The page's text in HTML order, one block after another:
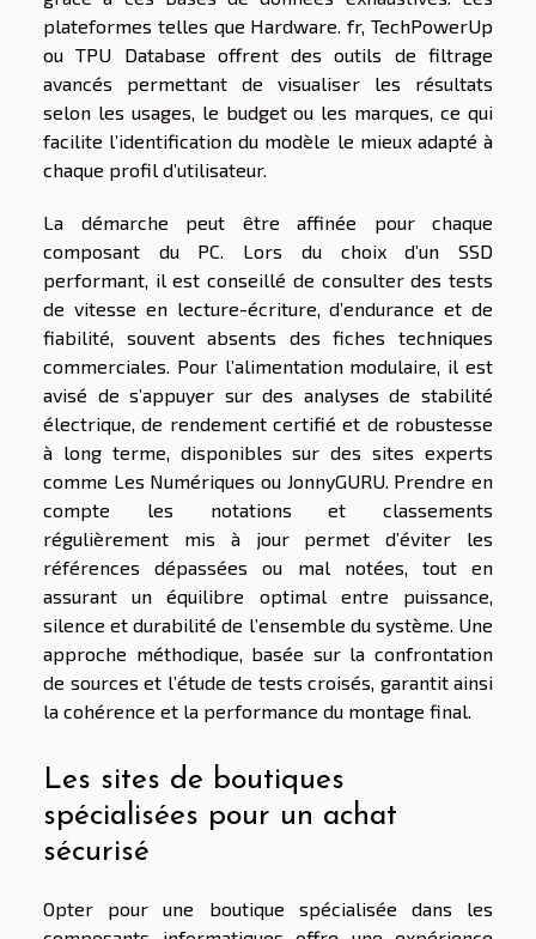
plateformes telles que Hardware. fr, TechPowerUp
ou TPU Database offrent des outils de filtrage
avancés permettant de visualiser les résultats
selon les usages, le budget ou les marques, ce qui
facilite l’identification du modèle le mieux adapté à
chaque profil d’utilisateur.
La démarche peut être affinée pour chaque
composant du PC. Lors du choix d’un SSD
performant, il est conseillé de consulter des tests
de vitesse en lecture-écriture, d’endurance et de
fiabilité, souvent absents des fiches techniques
commerciales. Pour l’alimentation modulaire, il est
avisé de s’appuyer sur des analyses de stabilité
électrique, de rendement certifié et de robustesse
à long terme, disponibles sur des sites experts
comme Les Numériques ou JonnyGURU. Prendre en
compte les notations et classements
régulièrement mis à jour permet d’éviter les
références dépassées ou mal notées, tout en
assurant un équilibre optimal entre puissance,
silence et durabilité de l’ensemble du système. Une
approche méthodique, basée sur la confrontation
de sources et l’étude de tests croisés, garantit ainsi
la cohérence et la performance du montage final.
Les sites de boutiques
spécialisées pour un achat
sécurisé
Opter pour une boutique spécialisée dans les